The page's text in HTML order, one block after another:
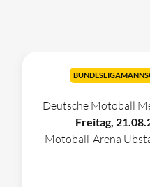
Deutsche Motoball
Freitag,
Motoball-Arena